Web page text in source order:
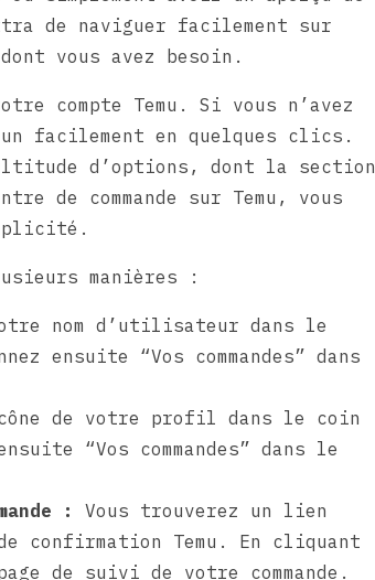
de naviguer facilement sur
vous avez besoin.
compte Temu. Si vous n’avez
facilement en quelques clics.
d’options, dont la section
de commande sur Temu, vous
manières :
nom d’utilisateur dans le
ensuite “Vos commandes” dans
de votre profil dans le coin
“Vos commandes” dans le
:
Vous trouverez un lien
confirmation Temu. En cliquant
de suivi de votre commande.